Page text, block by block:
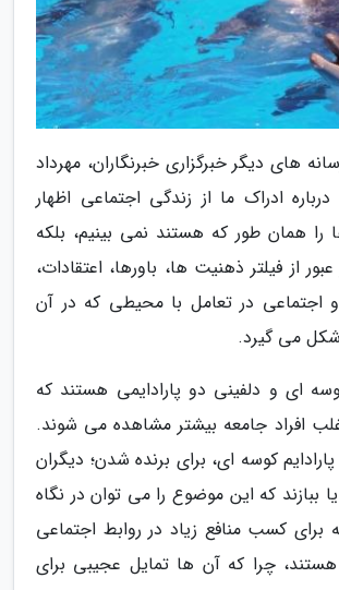
های دیگر خبرگزاری خبرنگاران، مهرداد
ادراک ما از زندگی اجتماعی اظهار
را همان طور که هستند نمی بینیم، بلکه
از فیلتر ذهنیت ها، باورها، اعتقادات،
اجتماعی در تعامل با محیطی که در آن
می گیرد.
ای و دلفینی دو پارادایمی هستند که
اغلب افراد جامعه بیشتر مشاهده می شوند.
کوسه ای، برای برنده شدن؛ دیگران
یا ببازند که این موضوع را می توان در نگاه
برای کسب منافع زیاد در روابط اجتماعی
چرا که آن ها تمایل عجیبی برای